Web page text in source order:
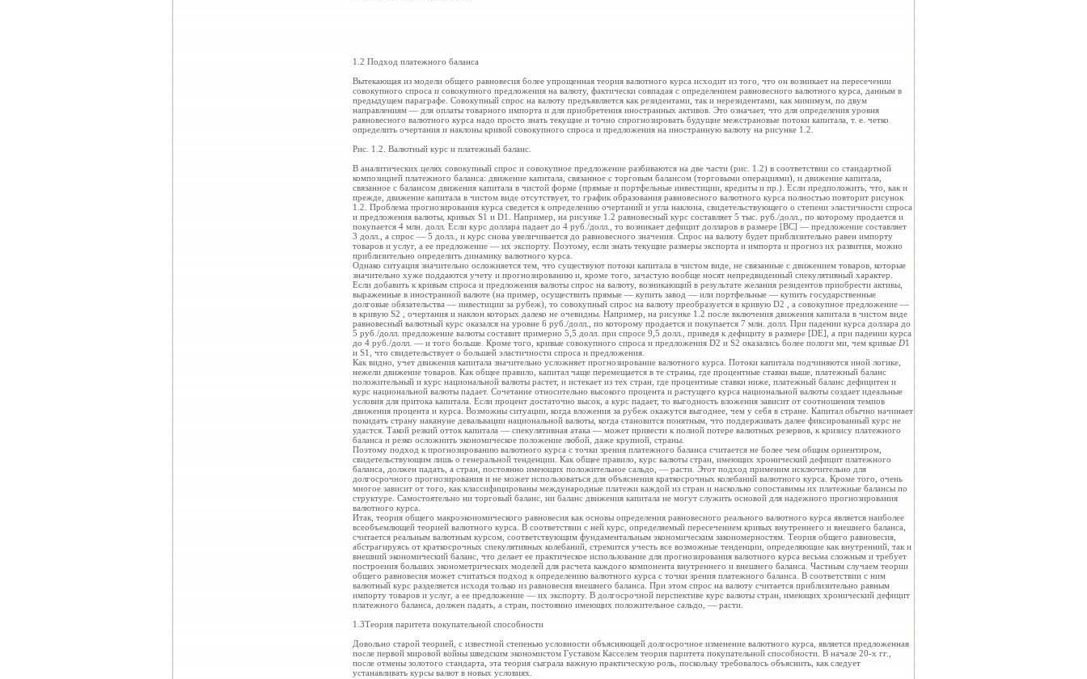
1.2 Подход платежного баланса
Вытекающая из модели общего равновесия более упрощенная теория валютного курса исходит из того, что он возникает на пересечении
совокупного спроса и совокупного предложения на валюту, фактически совпадая с определением равновесного валютного курса, данным в
предыдущем параграфе. Совокупный спрос на валюту предъявляется как резидентами, так и нерезидентами, как минимум, по двум
направлениям — для оплаты товарного импорта и для приобретения иностранных активов. Это означает, что для определения уровня
равновесного валютного курса надо просто знать текущие и точно спрогнозировать будущие межстрановые потоки капитала, т. е. четко
определить очертания и наклоны кривой совокупного спроса и предложения на иностранную валюту на рисунке 1.2.
Рис. 1.2. Валютный курс и платежный баланс.
В аналитических целях совокупный спрос и совокупное предложение разбиваются на две части (рис. 1.2) в соответствии со стандартной
композицией платежного баланса: движение капитала, связанное с торговым балансом (торговыми операциями), и движение капитала,
связанное с балансом движения капитала в чистой форме (прямые и портфельные инвестиции, кредиты и пр.). Если предположить, что, как и
прежде, движение капитала в чистом виде отсутствует, то график образования равновесного валютного курса полностью повторит рисунок
1.2. Проблема прогнозирования курса сведется к определению очертаний и угла наклона, свидетельствующего о степени эластичности спроса
и предложения валюты, кривых S1 и D1. Например, на рисунке 1.2 равновесный курс составляет 5 тыс. руб./долл., по которому продается и
покупается 4 млн. долл. Если курс доллара падает до 4 руб./долл., то возникает дефицит долларов в размере [ВС] — предложение составляет
3 долл., а спрос — 5 долл., и курс снова увеличивается до равновесного значения. Спрос на валюту будет приблизительно равен импорту
товаров и услуг, а ее предложение — их экспорту. Поэтому, если знать текущие размеры экспорта и импорта и прогноз их развития, можно
приблизительно определить динамику валютного курса.
Однако ситуация значительно осложняется тем, что существуют потоки капитала в чистом виде, не связанные с движением товаров, которые
значительно хуже поддаются учету и прогнозированию и, кроме того, зачастую вообще носят непредвиденный спекулятивный характер.
Если добавить к кривым спроса и предложения валюты спрос на валюту, возникающий в результате желания резидентов приобрести активы,
выраженные в иностранной валюте (на пример, осуществить прямые — купить завод — или портфельные — купить государственные
долговые обязательства — инвестиции за рубеж), то совокупный спрос на валюту преобразуется в кривую D2 , а совокупное предложение —
в кривую S2 , очертания и наклон которых далеко не очевидны. Например, на рисунке 1.2 после включения движения капитала в чистом виде
равновесный валютный курс оказался на уровне 6 руб./долл., по которому продается и покупается 7 млн. долл. При падении курса доллара до
5 руб./долл. предложение валюты составит примерно 5,5 долл. при спросе 9,5 долл., приведя к дефициту в размере [DE], а при падении курса
до 4 руб./долл. — и того больше. Кроме того, кривые совокупного спроса и предложения D2 и S2 оказались более пологи ми, чем кривые D1
и S1, что свидетельствует о большей эластичности спроса и предложения.
Как видно, учет движения капитала значительно усложняет прогнозирование валютного курса. Потоки капитала подчиняются иной логике,
нежели движение товаров. Как общее правило, капитал чаще перемещается в те страны, где процентные ставки выше, платежный баланс
положительный и курс национальной валюты растет, и истекает из тех стран, где процентные ставки ниже, платежный баланс дефицитен и
курс национальной валюты падает. Сочетание относительно высокого процента и растущего курса национальной валюты создает идеальные
условия для притока капитала. Если процент достаточно высок, а курс падает, то выгодность вложения зависит от соотношения темпов
движения процента и курса. Возможны ситуации, когда вложения за рубеж окажутся выгоднее, чем у себя в стране. Капитал обычно начинает
покидать страну накануне девальвации национальной валюты, когда становится понятным, что поддерживать далее фиксированный курс не
удастся. Такой резкий отток капитала — спекулятивная атака — может привести к полной потере валютных резервов, к кризису платежного
баланса и резко осложнить экономическое положение любой, даже крупной, страны.
Поэтому подход к прогнозированию валютного курса с точки зрения платежного баланса считается не более чем общим ориентиром,
свидетельствующим лишь о генеральной тенденции. Как общее правило, курс валюты стран, имеющих хронический дефицит платежного
баланса, должен падать, а стран, постоянно имеющих положительное сальдо, — расти. Этот подход применим исключительно для
долгосрочного прогнозирования и не может использоваться для объяснения краткосрочных колебаний валютного курса. Кроме того, очень
многое зависит от того, как классифицированы международные платежи каждой из стран и насколько сопоставимы их платежные балансы по
структуре. Самостоятельно ни торговый баланс, ни баланс движения капитала не могут служить основой для надежного прогнозирования
валютного курса.
Итак, теория общего макроэкономического равновесия как основы определения равновесного реального валютного курса является наиболее
всеобъемлющей теорией валютного курса. В соответствии с ней курс, определяемый пересечением кривых внутреннего и внешнего баланса,
считается реальным валютным курсом, соответствующим фундаментальным экономическим закономерностям. Теория общего равновесия,
абстрагируясь от краткосрочных спекулятивных колебаний, стремится учесть все возможные тенденции, определяющие как внутренний, так и
внешний экономический баланс, что делает ее практическое использование для прогнозирования валютного курса весьма сложным и требует
построения больших эконометрических моделей для расчета каждого компонента внутреннего и внешнего баланса. Частным случаем теории
общего равновесия может считаться подход к определению валютного курса с точки зрения платежного баланса. В соответствии с ним
валютный курс разделяется исходя только из равновесия внешнего баланса. При этом спрос на валюту считается приблизительно равным
импорту товаров и услуг, а ее предложение — их экспорту. В долгосрочной перспективе курс валюты стран, имеющих хронический дефицит
платежного баланса, должен падать, а стран, постоянно имеющих положительное сальдо, — расти.
1.3Теория паритета покупательной способности
Довольно старой теорией, с известной степенью условности объясняющей долгосрочное изменение валютного курса, является предложенная
после первой мировой войны шведским экономистом Густавом Касселем теория паритета покупательной способности. В начале 20-х гг.,
после отмены золотого стандарта, эта теория сыграла важную практическую роль, поскольку требовалось объяснить, как следует
устанавливать курсы валют в новых условиях.